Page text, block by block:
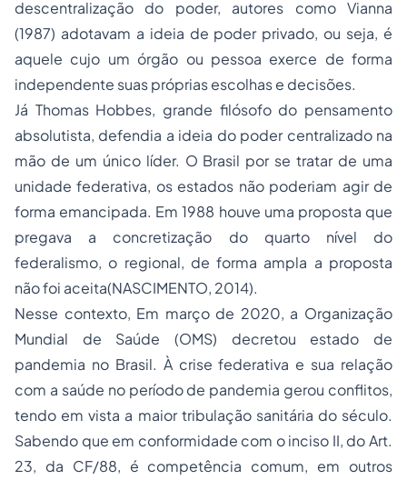
descentralização do poder, autores como Vianna
(1987) adotavam a ideia de poder privado, ou seja, é
aquele cujo um órgão ou pessoa exerce de forma
independente suas próprias escolhas e decisões.
Já Thomas Hobbes, grande filósofo do pensamento
absolutista, defendia a ideia do poder centralizado na
mão de um único líder. O Brasil por se tratar de uma
unidade federativa, os estados não poderiam agir de
forma emancipada. Em 1988 houve uma proposta que
pregava a concretização do quarto nível do
federalismo, o regional, de forma ampla a proposta
não foi aceita(NASCIMENTO, 2014).
Nesse contexto, Em março de 2020, a Organização
Mundial de Saúde (OMS) decretou estado de
pandemia no Brasil. À crise federativa e sua relação
com a saúde no período de pandemia gerou conflitos,
tendo em vista a maior tribulação sanitária do século.
Sabendo que em conformidade com o inciso II, do Art.
23, da CF/88, é competência comum, em outros